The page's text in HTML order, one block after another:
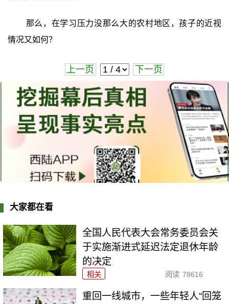
那么，在学习压力没那么大的农村地区，孩子的近视
情况又如何？
上一页 下一页
大家都在看
全国人民代表大会常务委员会关
于实施渐进式延迟法定退休年龄
的决定
相关 阅读 78616
重回一线城市，一些年轻人“回笼